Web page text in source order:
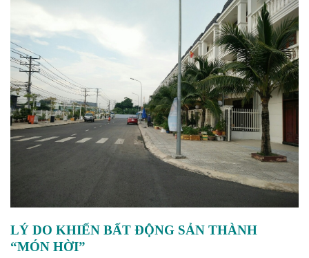
LÝ DO KHIẾN BẤT ĐỘNG SẢN THÀNH
“MÓN HỜI”